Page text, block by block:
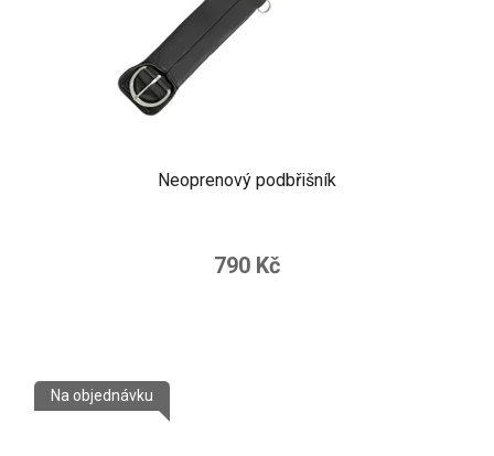
Neoprenový podbřišník
790 Kč
Na objednávku